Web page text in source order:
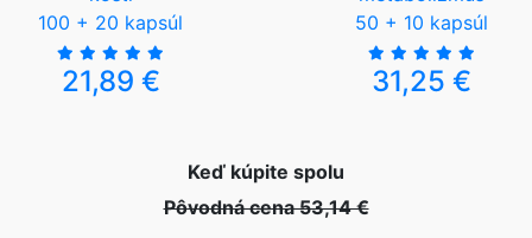
100 + 20 kapsúl
21,89 €
50 + 10 kapsúl
31,25 €
Keď kúpite spolu
Pôvodná cena 53,14 €